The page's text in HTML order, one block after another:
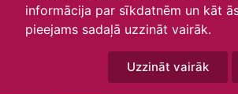
informācija par sīkdatnēm un kāt
pieejams sadaļā uzzināt vairāk.
Uzzināt vairāk
O T
4 5
11 12 13